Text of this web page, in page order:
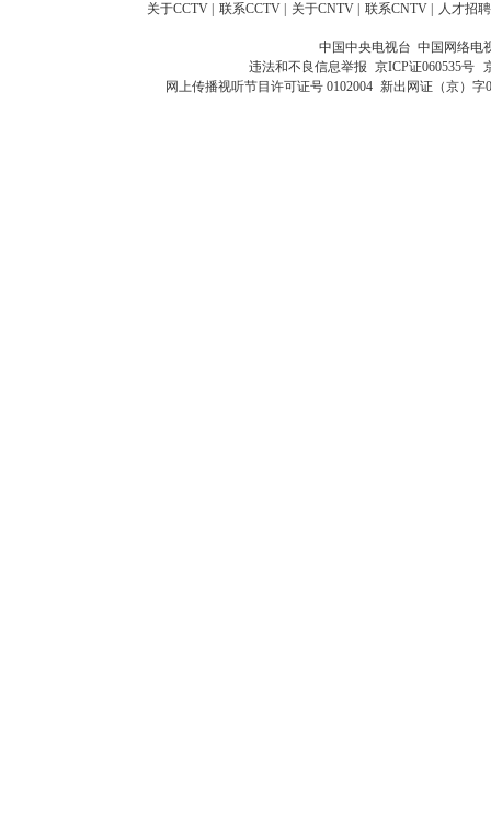
关于CCTV 联系CCTV 关于CNTV 联系CNTV 人才招聘
中国中央电视台 中国网络电
违法和不良信息举报 京ICP证060535号
网上传播视听节目许可证号 0102004 新出网证（京）